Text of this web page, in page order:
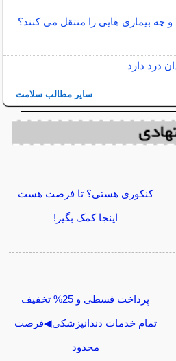
و چه بیماری هایی را منتقل می کنند؟
درد دارد
سایر مطالب سلامت
کنکوری هستی؟ تا فرصت هست
اینجا کمک بگیر!
پرداخت قسطی و 25% تخفیف
تمام خدمات دندانپزشکی◀فرصت
محدود